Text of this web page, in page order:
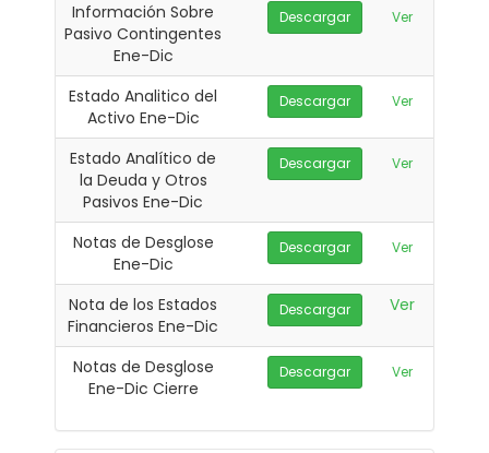
Información Sobre
Pasivo Contingentes
Ene-Dic
Descargar Ver
Estado Analitico del
Activo Ene-Dic
Descargar Ver
Estado Analítico de
la Deuda y Otros
Pasivos Ene-Dic
Descargar Ver
Notas de Desglose
Ene-Dic
Descargar Ver
Nota de los Estados
Financieros Ene-Dic
Descargar Ver
Notas de Desglose
Ene-Dic Cierre
Descargar Ver